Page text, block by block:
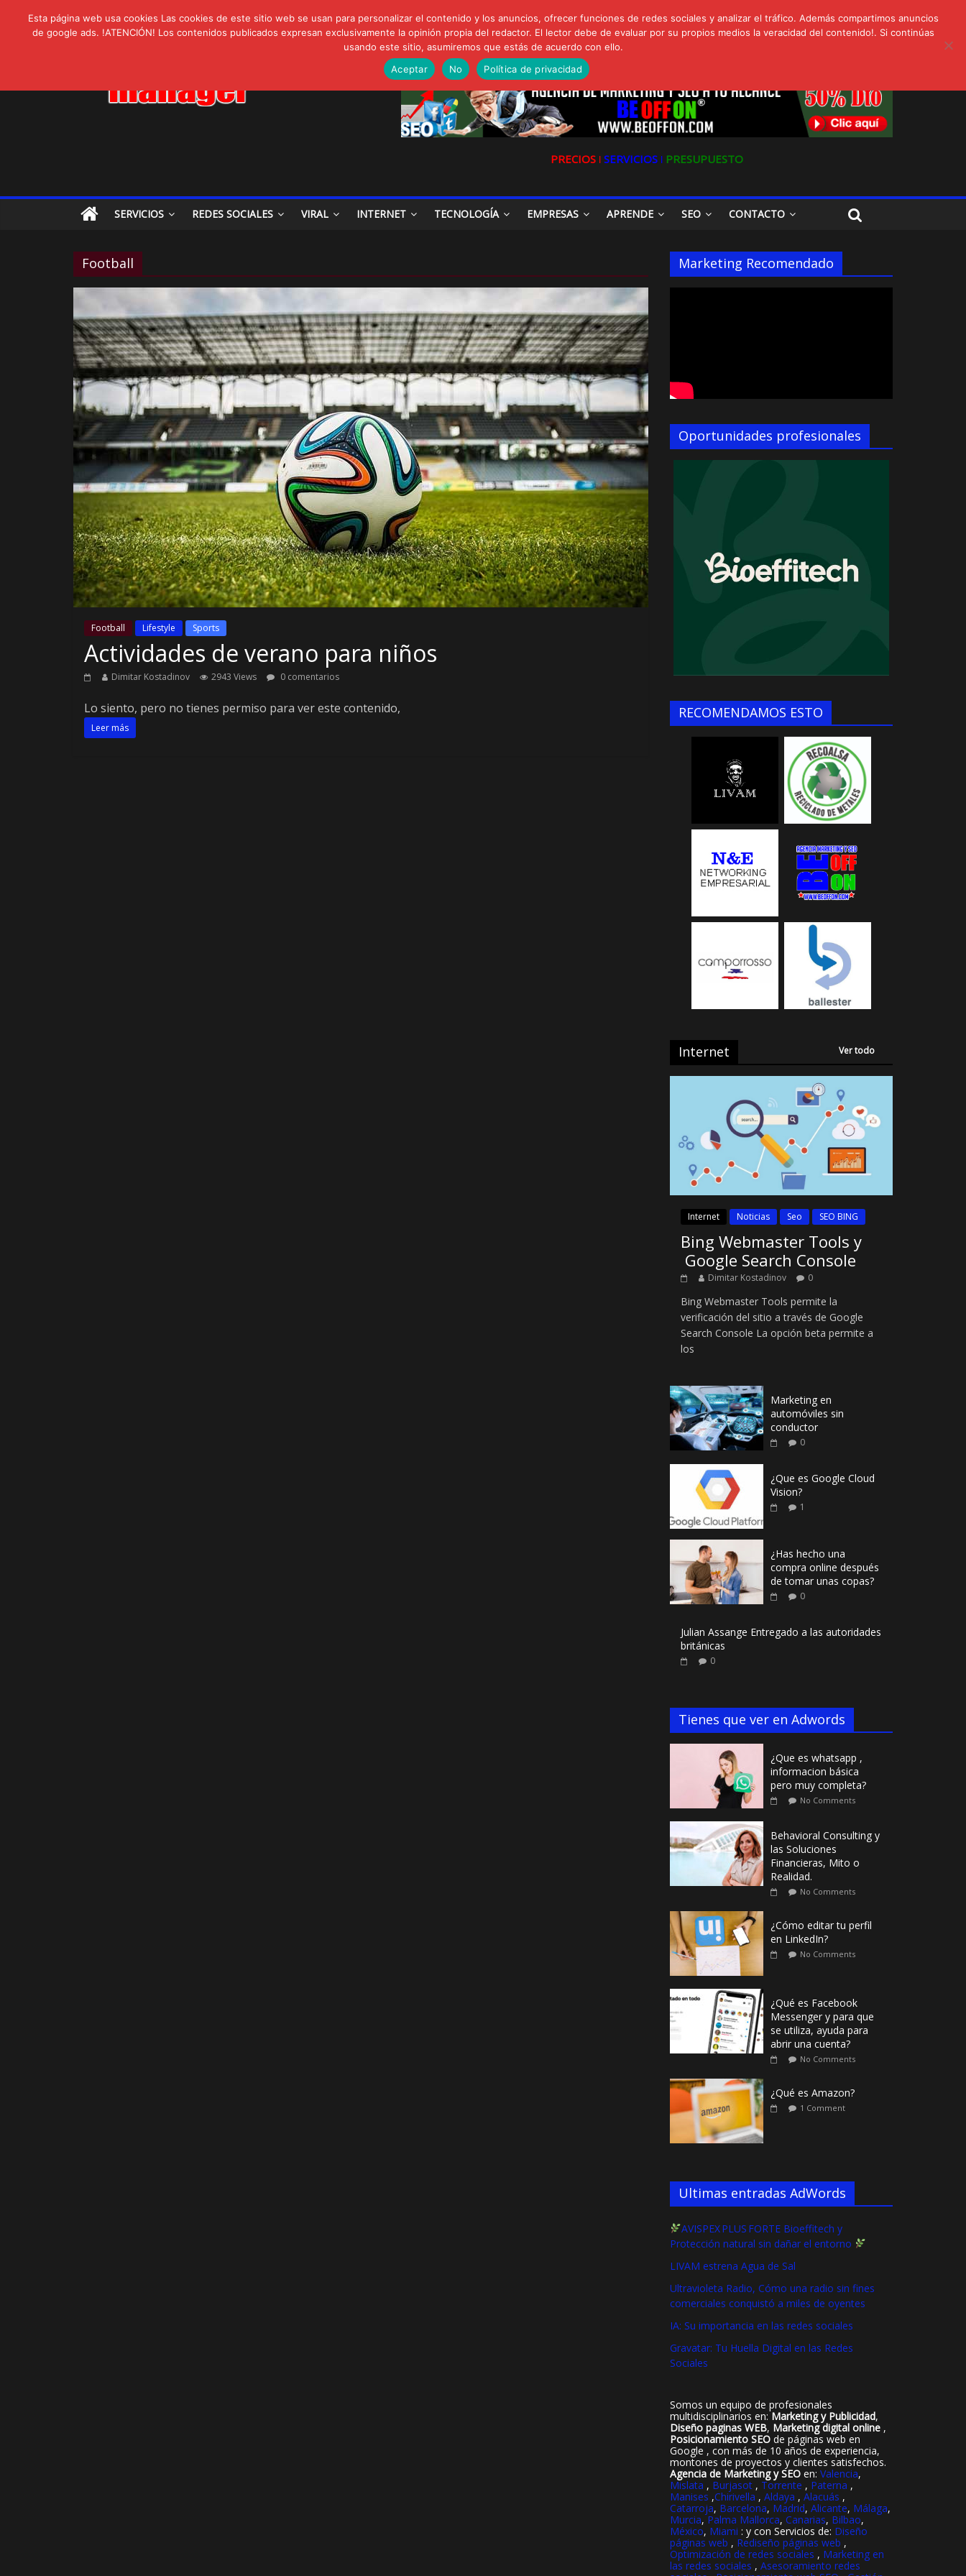
lunes, agosto 3, 2026 Novedades:
LIVAM estrena Agua de Sal
Ultravioleta Radio, Cómo una radio sin fines comerciales conquistó a miles de oyentes
IA: Su importancia en las redes sociales
Gravatar: Tu Huella Digital en las Redes Sociales
PRECIOS ǀ SERVICIOS ǀ PRESUPUESTO
SERVICIOS REDES SOCIALES VIRAL INTERNET TECNOLOGÍA EMPRESAS APRENDE SEO CONTACTO
Football
Football Lifestyle Sports
Actividades de verano para niños
Dimitar Kostadinov 2943 Views 0 comentarios
Lo siento, pero no tienes permiso para ver este contenido,
Leer más
Marketing Recomendado
Oportunidades profesionales
RECOMENDAMOS ESTO
Internet Ver todo
Internet Noticias Seo SEO BING
Bing Webmaster Tools y
Google Search Console
Dimitar Kostadinov 0
Bing Webmaster Tools permite la
verificación del sitio a través de Google
Search Console La opción beta permite a
los
Marketing en
automóviles sin
conductor
0
¿Que es Google Cloud
Vision?
1
¿Has hecho una
compra online después
de tomar unas copas?
0
Julian Assange Entregado a las autoridades
británicas
0
Tienes que ver en Adwords
¿Que es whatsapp ,
informacion básica
pero muy completa?
No Comments
Behavioral Consulting y
las Soluciones
Financieras, Mito o
Realidad.
No Comments
¿Cómo editar tu perfil
en LinkedIn?
No Comments
¿Qué es Facebook
Messenger y para que
se utiliza, ayuda para
abrir una cuenta?
No Comments
¿Qué es Amazon?
1 Comment
Ultimas entradas AdWords
AVISPEX PLUS FORTE Bioeffitech y
Protección natural sin dañar el entorno
LIVAM estrena Agua de Sal
Ultravioleta Radio, Cómo una radio sin fines
comerciales conquistó a miles de oyentes
IA: Su importancia en las redes sociales
Gravatar: Tu Huella Digital en las Redes
Sociales
Somos un equipo de profesionales
multidisciplinarios en:Marketing y Publicidad,
Diseño paginas WEB, Marketing digital online ,
Posicionamiento SEO de páginas web en
Google , con más de 10 años de experiencia,
montones de proyectos y clientes satisfechos.
Agencia de Marketing y SEO en: Valencia,
Mislata , Burjasot , Torrente , Paterna ,
Manises ,Chirivella , Aldaya , Alacuás ,
Catarroja, Barcelona, Madrid, Alicante, Málaga,
Murcia,Palma Mallorca, Canarias, Bilbao,
México, Miami : y con Servicios de: Diseño
páginas web , Rediseño páginas web ,
Optimización de redes sociales , Marketing en
las redes sociales , Asesoramiento redes
Esta página web usa cookies Las cookies de este sitio web se usan para personalizar el contenido y los anuncios, ofrecer funciones de redes sociales y analizar el tráfico. Además compartimos anuncios
de google ads. !ATENCIÓN! Los contenidos publicados expresan exclusivamente la opinión propia del redactor. El lector debe de evaluar por su propios medios la veracidad del contenido!. Si continúas
usando este sitio, asumiremos que estás de acuerdo con ello.
Aceptar
No Política de privacidad